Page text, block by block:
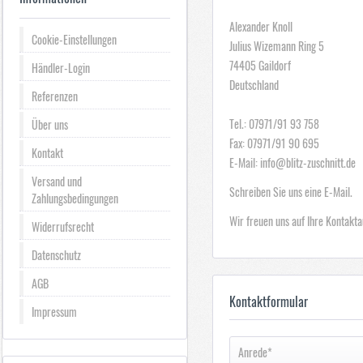
Cookie-Einstellungen
Händler-Login
Referenzen
Über uns
Kontakt
Versand und
Zahlungsbedingungen
Widerrufsrecht
Datenschutz
AGB
Impressum
Alexander Knoll
Julius Wizemann Ring 5
74405 Gaildorf
Deutschland
Tel.: 07971/91 93 758
Fax: 07971/91 90 695
E-Mail: info@blitz-zuschnitt.de
Schreiben Sie uns eine E-Mail.
Wir freuen uns auf Ihre
Kontaktformular